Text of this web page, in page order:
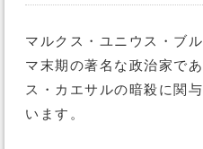
マルクス・ユニウス・ブ
マ末期の著名な政治家で
ス・カエサルの暗殺に関
います。